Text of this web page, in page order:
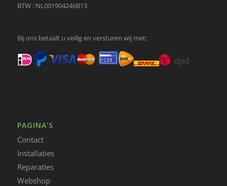
BTW : NL001904246B13
Bij ons betaalt u veilig en versturen wij met:
PAGINA’S
Contact
Installaties
Reparaties
Webshop